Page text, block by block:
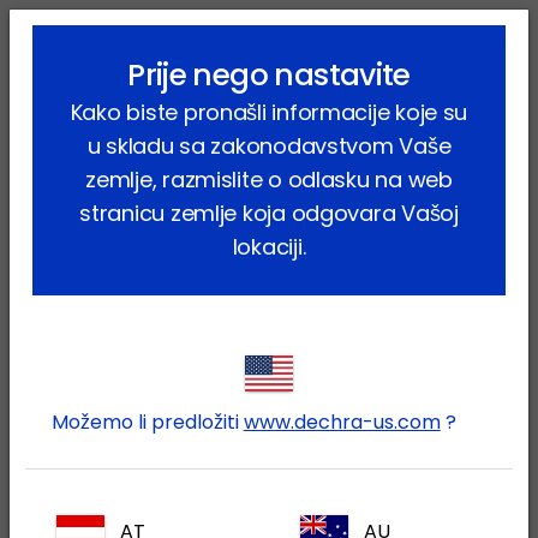
lock_outline search menu
Proizvodi
Farmaceutski proizvodi
Canergy
lockPrijavite se na Vaš Dechra
Prije nego nastavite
Kako biste pronašli informacije koje su
u skladu sa zakonodavstvom Vaše
zemlje, razmislite o odlasku na web
stranicu zemlje koja odgovara Vašoj
lokaciji.
Možemo li predložitiwww.dechra-us.com?
AT AU